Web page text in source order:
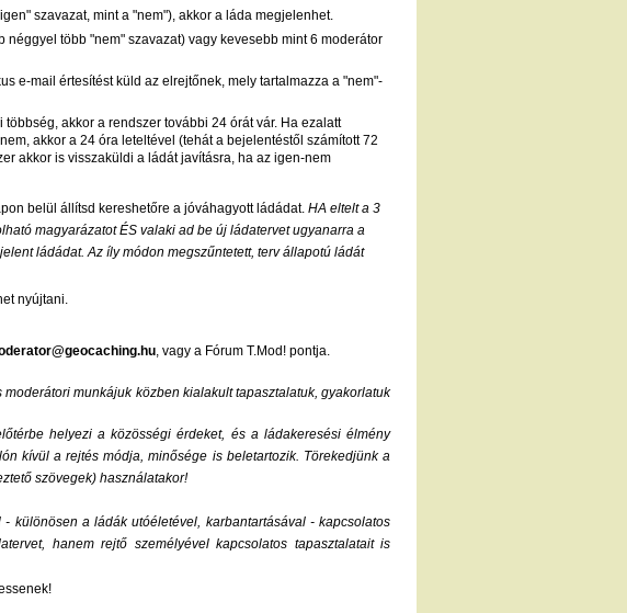
szavazat, mint a "nem"), akkor a láda megjelenhet.
néggyel több "nem" szavazat) vagy kevesebb mint 6 moderátor
e-mail értesítést küld az elrejtőnek, mely tartalmazza a "nem"-
akkor a rendszer további 24 órát vár. Ha ezalatt
akkor a 24 óra leteltével (tehát a bejelentéstől számított 72
akkor is visszaküldi a ládát javításra, ha az igen-nem
belül állítsd kereshetőre a jóváhagyott ládádat. HA eltelt a 3
magyarázatot ÉS valaki ad be új ládatervet ugyanarra a
ládádat. Az íly módon megszűntetett, terv állapotú ládát
nyújtani.
, vagy a Fórum T.Mod! pontja.
munkájuk közben kialakult tapasztalatuk, gyakorlatuk
helyezi a közösségi érdeket, és a ládakeresési élmény
kívül a rejtés módja, minősége is beletartozik. Törekedjünk a
szövegek) használatakor!
különösen a ládák utóéletével, karbantartásával - kapcsolatos
hanem rejtő személyével kapcsolatos tapasztalatait is